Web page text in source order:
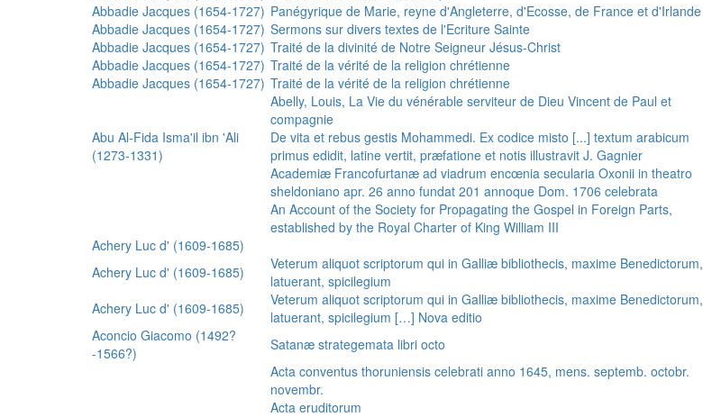
Abbadie Jacques (1654-1727) Panégyrique de Marie, reyne d'Angleterre, d'Ecosse, de France et d'Irlande
Abbadie Jacques (1654-1727) Sermons sur divers textes de l'Ecriture Sainte
Abbadie Jacques (1654-1727) Traité de la divinité de Notre Seigneur Jésus-Christ
Abbadie Jacques (1654-1727) Traité de la vérité de la religion chrétienne
Abbadie Jacques (1654-1727) Traité de la vérité de la religion chrétienne
Abelly, Louis, La Vie du vénérable serviteur de Dieu Vincent de Paul et
compagnie
Abu Al-Fida Isma'il ibn 'Ali
(1273-1331)
De vita et rebus gestis Mohammedi. Ex codice misto [...] textum arabicum
primus edidit, latine vertit, præfatione et notis illustravit J. Gagnier
Academiæ Francofurtanæ ad viadrum encœnia secularia Oxonii in theatro
sheldoniano apr. 26 anno fundat 201 annoque Dom. 1706 celebrata
An Account of the Society for Propagating the Gospel in Foreign Parts,
established by the Royal Charter of King William III
Achery Luc d' (1609-1685)
Achery Luc d' (1609-1685)
Veterum aliquot scriptorum qui in Galliæ bibliothecis, maxime Benedictorum,
latuerant, spicilegium
Achery Luc d' (1609-1685)
Veterum aliquot scriptorum qui in Galliæ bibliothecis, maxime Benedictorum,
latuerant, spicilegium […] Nova editio
Aconcio Giacomo (1492?
-1566?)
Satanæ strategemata libri octo
Acta conventus thoruniensis celebrati anno 1645, mens. septemb. octobr.
novembr.
Acta eruditorum